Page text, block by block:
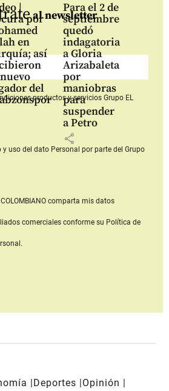
|
por
en
así
del
Para el 2 de
septiembre
quedó
indagatoria
a Gloria
Arizabaleta
por
maniobras
para
suspender
a Petro
share
al newsletter
productos y serviciosGrupo EL
uso del dato Personal por parte del Grupo
comparta mis datos
comerciales conforme su Política de
Deportes
Opinión